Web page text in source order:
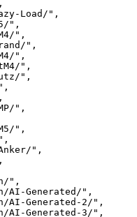
Load/",
",
",
",
",
",
",
",
",
",
",
AI-Generated/",
AI-Generated-2/",
AI-Generated-3/",